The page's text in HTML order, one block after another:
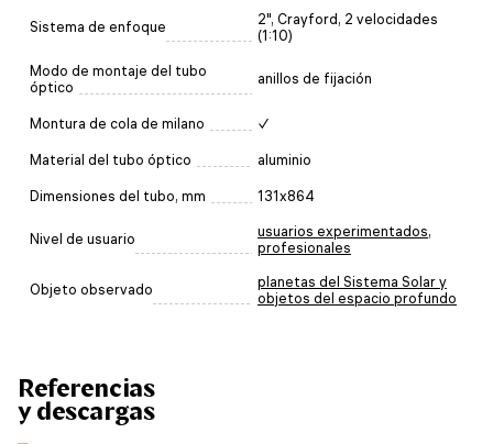
Sistema de enfoque
2", Crayford, 2 velocidades
(1:10)
Modo de montaje del tubo
óptico
anillos de fijación
Montura de cola de milano ✓
Material del tubo óptico aluminio
Dimensiones del tubo, mm 131x864
Nivel de usuario usuarios experimentados,
profesionales
Objeto observado
planetas del Sistema Solar y
objetos del espacio profundo
Referencias
y descargas